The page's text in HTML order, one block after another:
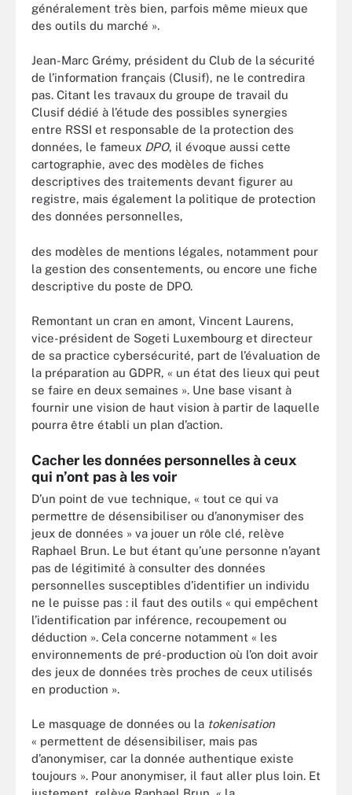
généralement très bien, parfois même mieux que
des outils du marché ».
Jean-Marc Grémy, président du Club de la sécurité
de l’information français (Clusif), ne le contredira
pas. Citant les travaux du groupe de travail du
Clusif dédié à l’étude des possibles synergies
entre RSSI et responsable de la protection des
données, le fameux DPO, il évoque aussi cette
cartographie, avec des modèles de fiches
descriptives des traitements devant figurer au
registre, mais également la politique de protection
des données personnelles,
des modèles de mentions légales, notamment pour
la gestion des consentements, ou encore une fiche
descriptive du poste de DPO.
Remontant un cran en amont, Vincent Laurens,
vice-président de Sogeti Luxembourg et directeur
de sa practice cybersécurité, part de l’évaluation de
la préparation au GDPR, « un état des lieux qui peut
se faire en deux semaines ». Une base visant à
fournir une vision de haut vision à partir de laquelle
pourra être établi un plan d’action.
Cacher les données personnelles à ceux
qui n’ont pas à les voir
D’un point de vue technique, « tout ce qui va
permettre de désensibiliser ou d’anonymiser des
jeux de données » va jouer un rôle clé, relève
Raphael Brun. Le but étant qu’une personne n’ayant
pas de légitimité à consulter des données
personnelles susceptibles d’identifier un individu
ne le puisse pas : il faut des outils « qui empêchent
l’identification par inférence, recoupement ou
déduction ». Cela concerne notamment « les
environnements de pré-production où l’on doit avoir
des jeux de données très proches de ceux utilisés
en production ».
Le masquage de données ou la tokenisation
« permettent de désensibiliser, mais pas
d’anonymiser, car la donnée authentique existe
toujours ». Pour anonymiser, il faut aller plus loin. Et